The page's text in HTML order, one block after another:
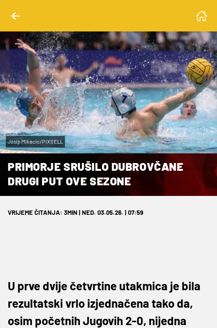
Josip Mikacic/PIXSELL
PRIMORJE SRUŠILO DUBROVČANE
DRUGI PUT OVE SEZONE
VRIJEME ČITANJA: 3MIN | NED. 03.05.26. | 07:59
U prve dvije četvrtine utakmica je bila
rezultatski vrlo izjednačena tako da,
osim početnih Jugovih 2-0, nijedna